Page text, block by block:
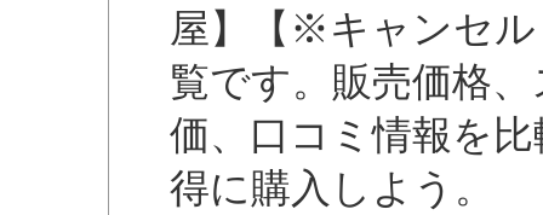
屋】【※キャンセル
覧です。販売価格
価、口コミ情報を
得に購入しよう。